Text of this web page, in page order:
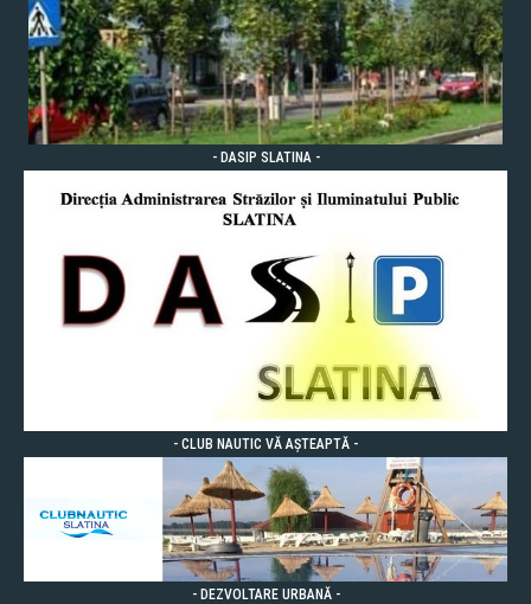
- DASIP SLATINA -
- CLUB NAUTIC VĂ AȘTEAPTĂ -
- DEZVOLTARE URBANĂ -